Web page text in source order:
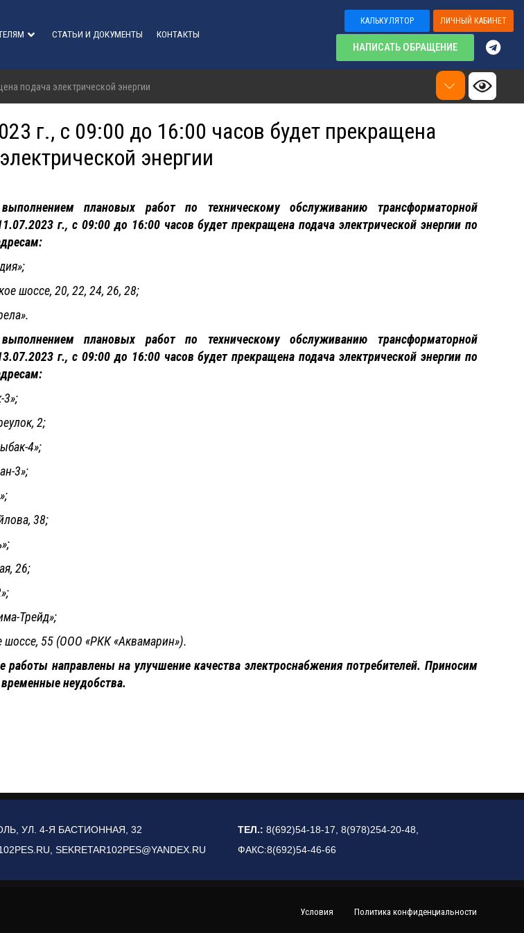
СТАТЬИ И ДОКУМЕНТЫ КОНТАКТЫ
КАЛЬКУЛЯТОР ЛИЧНЫЙ КАБИНЕТ
НАПИСАТЬ ОБРАЩЕНИЕ
подача электрической энергии
г., с 09:00 до 16:00 часов будет прекращена
энергии
плановых работ по техническому обслуживанию трансформаторной
г., с 09:00 до 16:00 часов будет прекращена подача электрической энергии по
шоссе, 20, 22, 24, 26, 28;
плановых работ по техническому обслуживанию трансформаторной
г., с 09:00 до 16:00 часов будет прекращена подача электрической энергии по
2;
4»;
3»;
38;
26;
Трейд»;
55 (ООО «РКК «Аквамарин»).
направлены на улучшение качества электроснабжения потребителей. Приносим
неудобства.
УЛ. 4-Я БАСТИОННАЯ, 32
SEKRETAR102PES@YANDEX.RU
ТЕЛ.: 8(692)54-18-17, 8(978)254-20-48,
ФАКС:8(692)54-46-66
Политика конфиденциальности
Условия